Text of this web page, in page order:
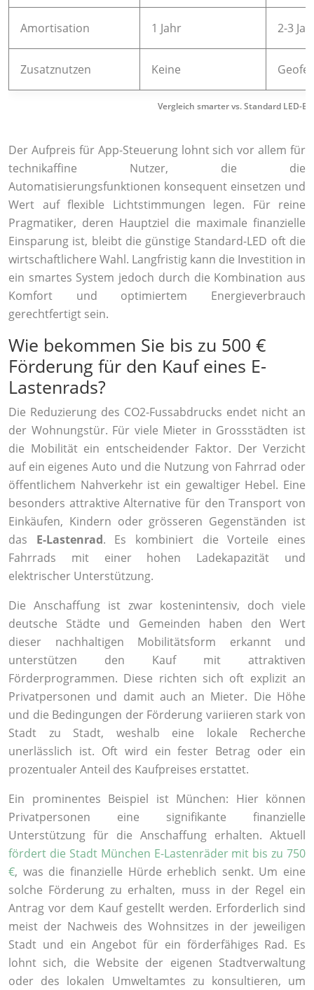
Vergleich smarter vs. Standard LED-
Amortisation 1 Jahr 2-3
Zusatznutzen Keine
Der Aufpreis für App-Steuerung lohnt sich vor allem für
technikaffine Nutzer, die die
Automatisierungsfunktionen konsequent einsetzen und
Wert auf flexible Lichtstimmungen legen. Für reine
Pragmatiker, deren Hauptziel die maximale finanzielle
Einsparung ist, bleibt die günstige Standard-LED oft die
wirtschaftlichere Wahl. Langfristig kann die Investition in
ein smartes System jedoch durch die Kombination aus
Komfort und optimiertem Energieverbrauch
gerechtfertigt sein.
Wie bekommen Sie bis zu 500 €
Förderung für den Kauf eines E-
Lastenrads?
Die Reduzierung des CO2-Fussabdrucks endet nicht an
der Wohnungstür. Für viele Mieter in Grossstädten ist
die Mobilität ein entscheidender Faktor. Der Verzicht
auf ein eigenes Auto und die Nutzung von Fahrrad oder
öffentlichem Nahverkehr ist ein gewaltiger Hebel. Eine
besonders attraktive Alternative für den Transport von
Einkäufen, Kindern oder grösseren Gegenständen ist
das E-Lastenrad. Es kombiniert die Vorteile eines
Fahrrads mit einer hohen Ladekapazität und
elektrischer Unterstützung.
Die Anschaffung ist zwar kostenintensiv, doch viele
deutsche Städte und Gemeinden haben den Wert
dieser nachhaltigen Mobilitätsform erkannt und
unterstützen den Kauf mit attraktiven
Förderprogrammen. Diese richten sich oft explizit an
Privatpersonen und damit auch an Mieter. Die Höhe
und die Bedingungen der Förderung variieren stark von
Stadt zu Stadt, weshalb eine lokale Recherche
unerlässlich ist. Oft wird ein fester Betrag oder ein
prozentualer Anteil des Kaufpreises erstattet.
Ein prominentes Beispiel ist München: Hier können
Privatpersonen eine signifikante finanzielle
Unterstützung für die Anschaffung erhalten. Aktuell
fördert die Stadt München E-Lastenräder mit bis zu 750
€, was die finanzielle Hürde erheblich senkt. Um eine
solche Förderung zu erhalten, muss in der Regel ein
Antrag vor dem Kauf gestellt werden. Erforderlich sind
meist der Nachweis des Wohnsitzes in der jeweiligen
Stadt und ein Angebot für ein förderfähiges Rad. Es
lohnt sich, die Website der eigenen Stadtverwaltung
oder des lokalen Umweltamtes zu konsultieren, um